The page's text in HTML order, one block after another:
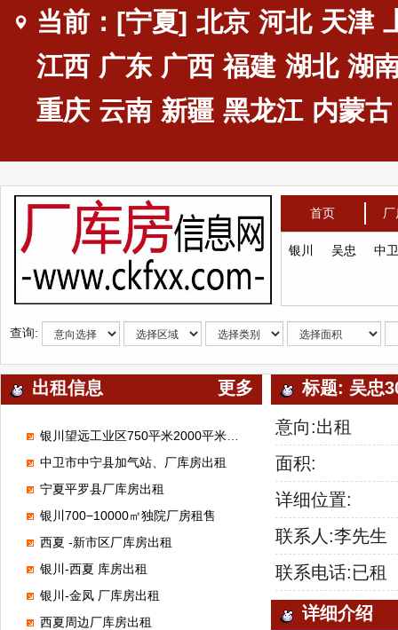
当前：[宁夏] 北京 河北 天津
江西 广东 广西 福建 湖北 湖
重庆 云南 新疆 黑龙江 内蒙古
首页
银川 吴忠 中卫
查询:
出租信息 更多
银川望远工业区750平米2000平米厂库房出租
中卫市中宁县加气站、厂库房出租
宁夏平罗县厂库房出租
银川700−10000㎡独院厂房租售
西夏 -新市区厂库房出租
银川-西夏 库房出租
银川-金凤 厂库房出租
西夏周边厂库房出租
标题: 吴忠
意向:出租
面积:
详细位置:
联系人:李先生
联系电话:已租
详细介绍